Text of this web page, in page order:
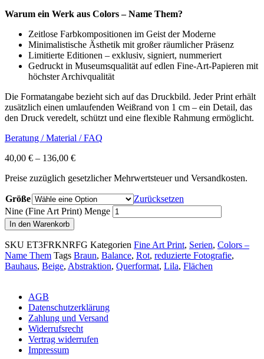
Warum ein Werk aus Colors – Name Them?
Zeitlose Farbkompositionen im Geist der Moderne
Minimalistische Ästhetik mit großer räumlicher Präsenz
Limitierte Editionen – exklusiv, signiert, nummeriert
Gedruckt in Museumsqualität auf edlen Fine-Art-Papieren mit
höchster Archivqualität
Die Formatangabe bezieht sich auf das Druckbild. Jeder Print erhält
zusätzlich einen umlaufenden Weißrand von 1 cm – ein Detail, das
den Druck veredelt, schützt und eine flexible Rahmung ermöglicht.
Beratung / Material / FAQ
40,00 € – 136,00 €
Preise zuzüglich gesetzlicher Mehrwertsteuer und Versandkosten.
Größe
Zurücksetzen
Nine (Fine Art Print) Menge
In den Warenkorb
SKU ET3FRKNRFG Kategorien Fine Art Print, Serien, Colors –
Name Them Tags Braun, Balance, Rot, reduzierte Fotografie,
Bauhaus, Beige, Abstraktion, Querformat, Lila, Flächen
AGB
Datenschutzerklärung
Zahlung und Versand
Widerrufsrecht
Vertrag widerrufen
Impressum